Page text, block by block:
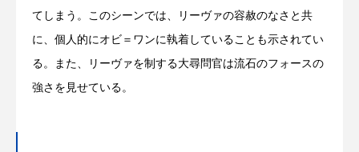
てしまう。このシーンでは、リーヴァの容赦のなさと共
に、個人的にオビ＝ワンに執着していることも示されてい
る。また、リーヴァを制する大尋問官は流石のフォースの
強さを見せている。